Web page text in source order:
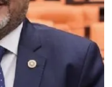
yer alan panel
Çerezlere ilişkin detaylı bilgi
Çerez Bilgilendirme
Kanunu uyarınca
okumak ve sitemizde